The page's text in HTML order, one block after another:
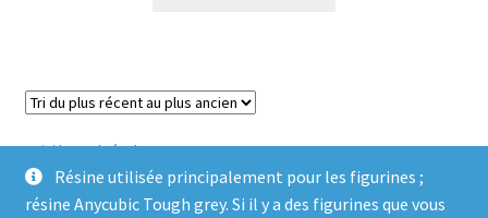
Résine utilisée principalement pour les figurines ;
résine Anycubic Tough grey. Si il y a des figurines que vous
Voici le seul résultat